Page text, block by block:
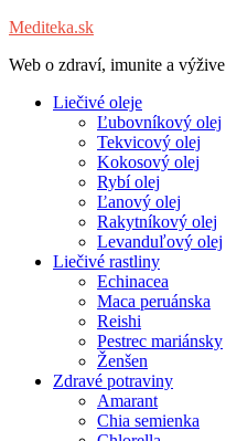
Mediteka.sk
Web o zdraví, imunite a výžive
Liečivé oleje
Ľubovníkový olej
Tekvicový olej
Kokosový olej
Rybí olej
Ľanový olej
Rakytníkový olej
Levanduľový olej
Liečivé rastliny
Echinacea
Maca peruánska
Reishi
Pestrec mariánsky
Ženšen
Zdravé potraviny
Amarant
Chia semienka